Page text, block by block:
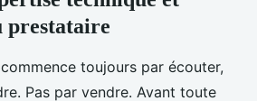
prestataire
toujours par écouter,
Pas par vendre. Avant toute